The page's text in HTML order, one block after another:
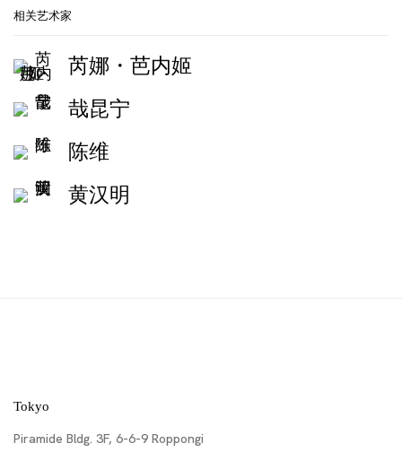
相关艺术家
芮娜・芭内姬
哉昆宁
陈维
黄汉明
Tokyo
Piramide Bldg. 3F, 6-6-9 Roppongi